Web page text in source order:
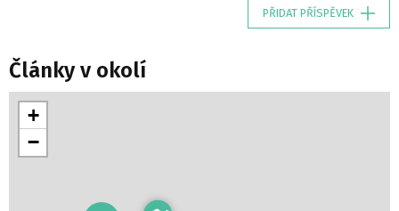
PŘIDAT PŘÍSPĚVEK
Články v okolí
+
−